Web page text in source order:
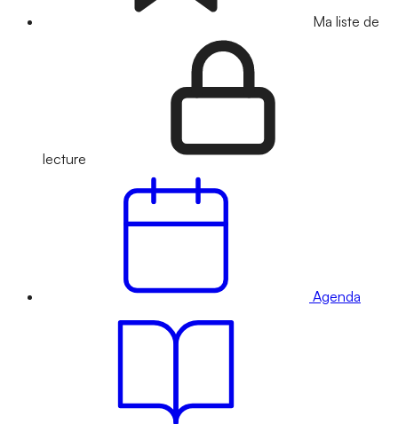
Ma liste de
lecture
Agenda